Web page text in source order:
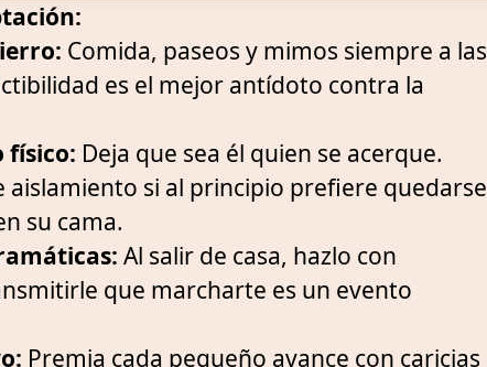
Comida, paseos y mimos siempre a las
es el mejor antídoto contra la
físico: Deja que sea él quien se acerque.
aislamiento si al principio prefiere quedarse
su cama.
Al salir de casa, hazlo con
que marcharte es un evento
Premia cada pequeño avance con caricias